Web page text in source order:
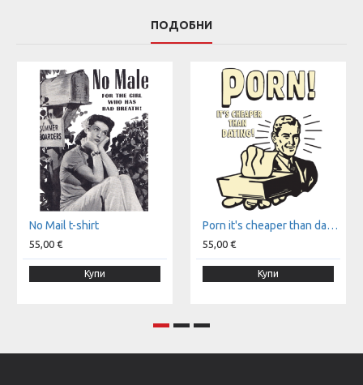
ПОДОБНИ
No Mail t-shirt
55,00 €
Купи
Porn it's cheaper than dating t-shirt
55,00 €
Купи